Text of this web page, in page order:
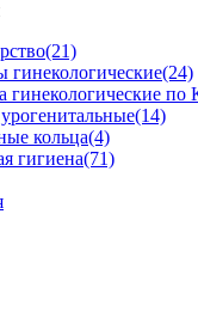
(21)
гинекологические(24)
гинекологические по
(14)
кольца(4)
гигиена(71)